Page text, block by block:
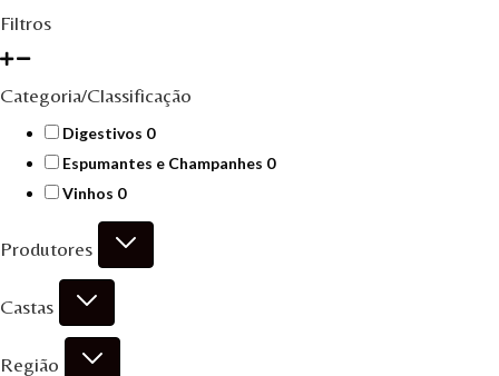
Filtros
Categoria/Classificação
Digestivos 00
Espumantes e Champanhes 00
Vinhos 00
Produtores
Castas
Região